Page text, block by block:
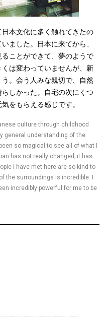
本文化に多く触れてきたの
ました。日本に来てから、
ことができて、夢のようで
は変わっていませんが、新
。会う人みな親切で、自然
しかった。自宅の次にくつ
をもらえる感じです。
culture through childhood
general understanding of the
so magical to see all of what I
has not really changed; it has
I have met here are so kind to
the surroundings is incredible. I
incredibly powerful for me to be